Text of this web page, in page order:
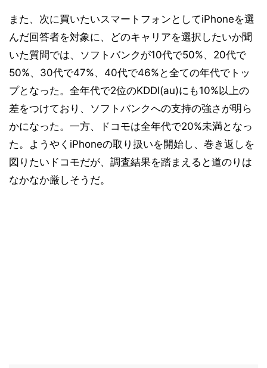
また、次に買いたいスマートフォンとしてiPhoneを選
んだ回答者を対象に、どのキャリアを選択したいか聞
いた質問では、ソフトバンクが10代で50%、20代で
50%、30代で47%、40代で46%と全ての年代でトッ
プとなった。全年代で2位のKDDI(au)にも10%以上の
差をつけており、ソフトバンクへの支持の強さが明ら
かになった。一方、ドコモは全年代で20%未満となっ
た。ようやくiPhoneの取り扱いを開始し、巻き返しを
図りたいドコモだが、調査結果を踏まえると道のりは
なかなか厳しそうだ。